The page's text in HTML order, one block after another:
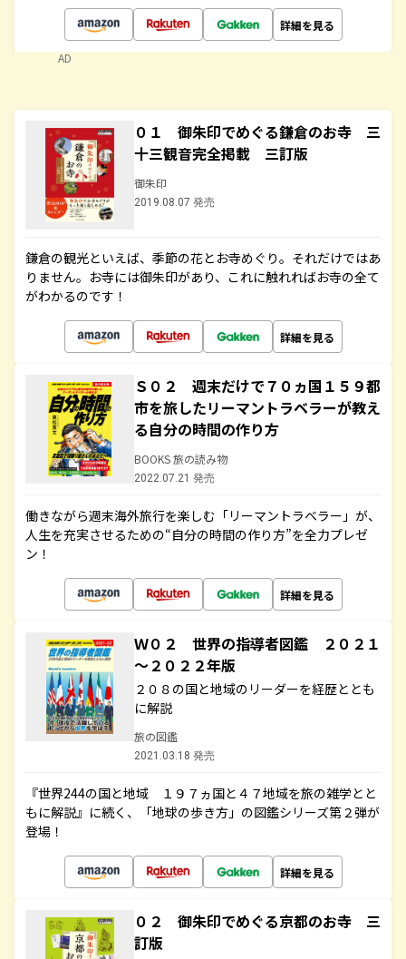
詳細を見る
AD
０１ 御朱印でめぐる鎌倉のお寺 三
十三観音完全掲載 三訂版
御朱印
2019.08.07 発売
鎌倉の観光といえば、季節の花とお寺めぐり。それだけではあ
りません。お寺には御朱印があり、これに触れればお寺の全て
がわかるのです！
詳細を見る
Ｓ０２ 週末だけで７０ヵ国１５９都
市を旅したリーマントラベラーが教え
る自分の時間の作り方
BOOKS 旅の読み物
2022.07.21 発売
働きながら週末海外旅行を楽しむ「リーマントラベラー」が、
人生を充実させるための“自分の時間の作り方”を全力プレゼ
ン！
詳細を見る
Ｗ０２ 世界の指導者図鑑 ２０２１
～２０２２年版
２０８の国と地域のリーダーを経歴ととも
に解説
旅の図鑑
2021.03.18 発売
『世界244の国と地域 １９７ヵ国と４７地域を旅の雑学とと
もに解説』に続く、「地球の歩き方」の図鑑シリーズ第２弾が
登場！
詳細を見る
０２ 御朱印でめぐる京都のお寺 三
訂版